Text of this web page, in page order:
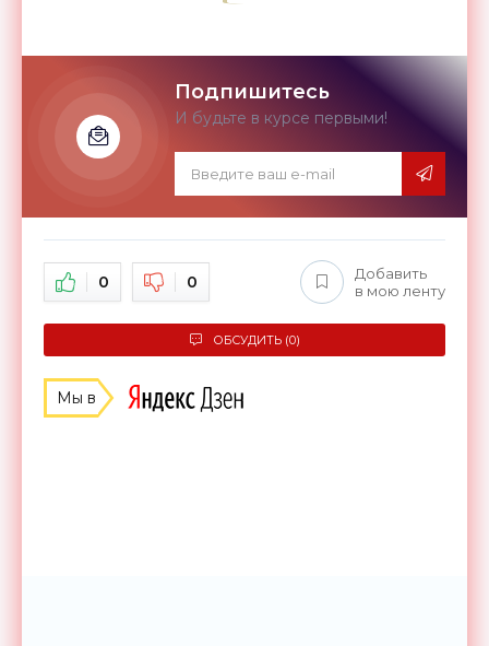
Подпишитесь
И будьте в курсе первыми!
0 0
Добавить
в мою ленту
ОБСУДИТЬ (0)
Мы в